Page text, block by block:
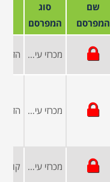
שם
המפרסם
סוג
המפרסם
מכרזי עיריות ומועצות
מכרזי עיריות ומועצות
מכרזי עיריות ומועצות